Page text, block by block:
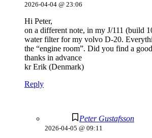
2026-04-04 @ 23:06
Hi Peter,
on a different note, in my J/111 (build
water filter for my volvo D-20.
the “engine room”. Did you find a
thanks in advance
kr Erik (Denmark)
Reply
Peter Gustafsson
2026-04-05 @ 09:11